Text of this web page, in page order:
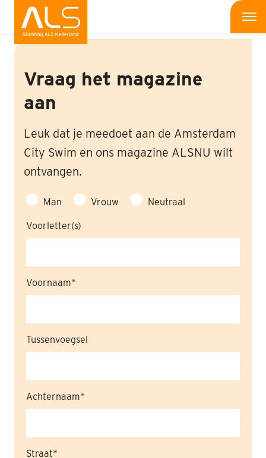
Onderzoek
Wat doen wij
Patiënten
Nieuws
Nabestaanden
Contact
Home
Vraag het magazine
aan
Leuk dat je meedoet aan de Amsterdam
City Swim en ons magazine ALSNU wilt
ontvangen.
Man Vrouw Neutraal
Voorletter(s)
Voornaam
Tussenvoegsel
Achternaam
Straat